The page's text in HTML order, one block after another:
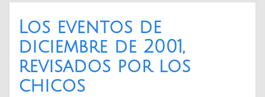
Los eventos de
diciembre de 2001,
revisados por los
chicos